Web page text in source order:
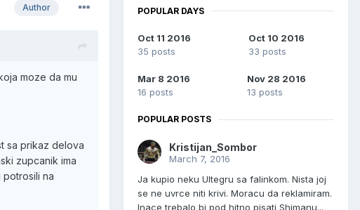
Author
moze da mu
sa prikaz delova
zupcanik ima
na
POPULAR DAYS
Oct 11 2016
35 posts
Oct 10 2016
33 posts
Mar 8 2016
16 posts
Nov 28 2016
13 posts
POPULAR POSTS
Kristijan_Sombor
March 7, 2016
Ja kupio neku Ultegru sa falinkom. Nista joj
se ne uvrce niti krivi. Moracu da reklamiram.
Inace trebalo bi pod hitno pisati Shimanu...